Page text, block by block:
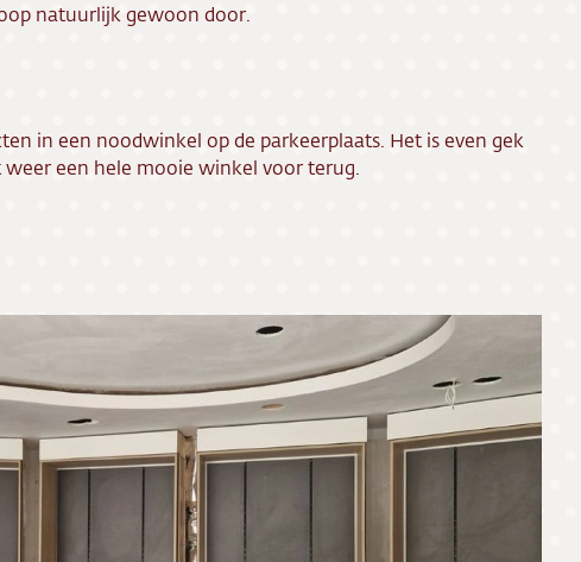
natuurlijk gewoon door.
in een noodwinkel op de parkeerplaats. Het is even gek
een hele mooie winkel voor terug.